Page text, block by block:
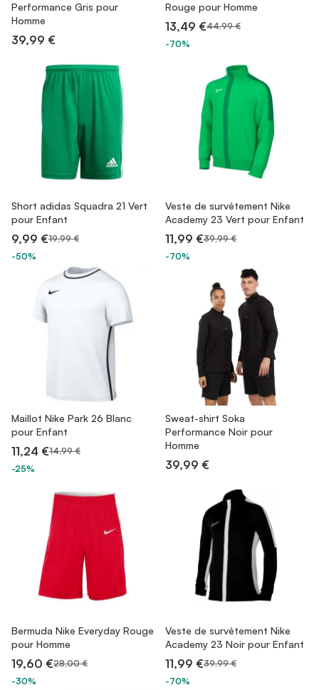
Performance Gris pour
Homme
39,99 €
Rouge pour Homme
13,49 €44,99 €
-70%
Short adidas Squadra 21 Vert
pour Enfant
9,99 €19,99 €
-50%
Veste de survêtement Nike
Academy 23 Vert pour Enfant
11,99 €39,99 €
-70%
Maillot Nike Park 26 Blanc
pour Enfant
11,24 €14,99 €
-25%
Sweat-shirt Soka
Performance Noir pour
Homme
39,99 €
Bermuda Nike Everyday Rouge
pour Homme
19,60 €28,00 €
-30%
Veste de survêtement Nike
Academy 23 Noir pour Enfant
11,99 €39,99 €
-70%